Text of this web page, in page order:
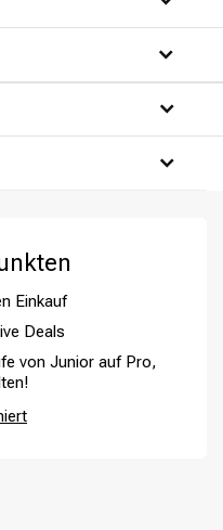
Einkauf
Deals
von Junior auf Pro,